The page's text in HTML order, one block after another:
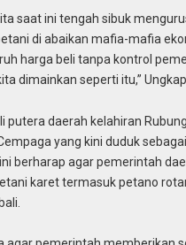
saat ini tengah sibuk
di abaikan mafia-mafia
harga beli tanpa kontrol
dimainkan seperti itu,”
putera daerah kelahiran
yang kini duduk
berharap agar pemerintah
karet termasuk petano